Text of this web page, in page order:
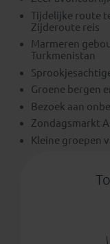
Tijdelijke route
Zijderoute reis
Marmeren
Turkmenistan
Groene bergen
Bezoek aan
Zondagsmarkt
Kleine groepen